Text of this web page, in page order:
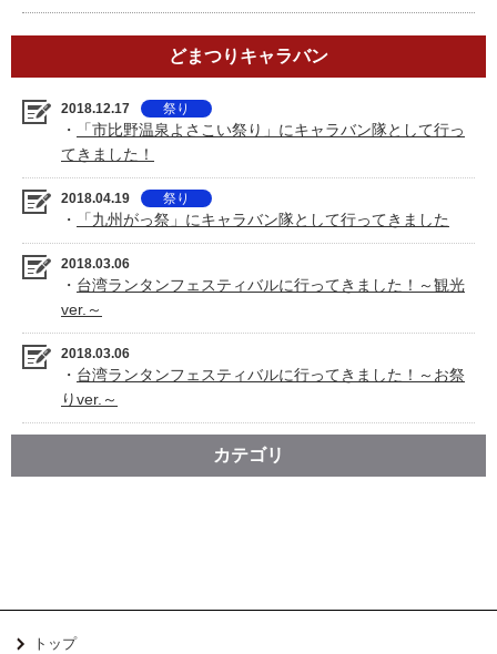
どまつりキャラバン
2018.12.17 祭り
・
「市比野温泉よさこい祭り」にキャラバン隊として行っ
てきました！
2018.04.19 祭り
・ 「九州がっ祭」にキャラバン隊として行ってきました
2018.03.06
・ 台湾ランタンフェスティバルに行ってきました！～観光
ver.～
2018.03.06
・ 台湾ランタンフェスティバルに行ってきました！～お祭
りver.～
カテゴリ
トップ